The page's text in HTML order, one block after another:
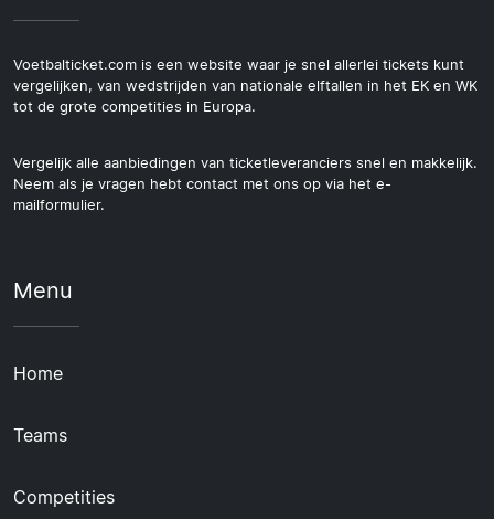
Voetbalticket.com is een website waar je snel allerlei tickets kunt
vergelijken, van wedstrijden van nationale elftallen in het EK en WK
tot de grote competities in Europa.
Vergelijk alle aanbiedingen van ticketleveranciers snel en makkelijk.
Neem als je vragen hebt contact met ons op via het e-
mailformulier.
Menu
Home
Teams
Competities